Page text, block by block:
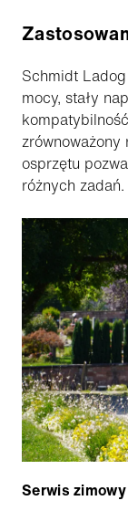
Schmidt
mocy, stały
zrównoważony
osprzętu
różnych zadań.
Serwis zimowy